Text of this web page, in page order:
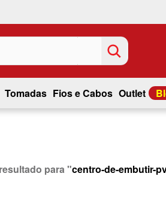
Tomadas Fios e Cabos Outlet
para "centro-de-embutir-